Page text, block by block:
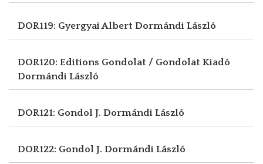
DOR119: Gyergyai Albert Dormándi László
DOR120: Editions Gondolat / Gondolat Kiadó
Dormándi László
DOR121: Gondol J. Dormándi László
DOR122: Gondol J. Dormándi László